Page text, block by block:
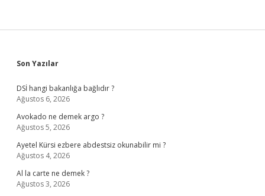
Sidebar
Son Yazılar
DSİ hangi bakanlığa bağlıdır ?
Ağustos 6, 2026
Avokado ne demek argo ?
Ağustos 5, 2026
Ayetel Kürsi ezbere abdestsiz okunabilir mi ?
Ağustos 4, 2026
Al la carte ne demek ?
Ağustos 3, 2026